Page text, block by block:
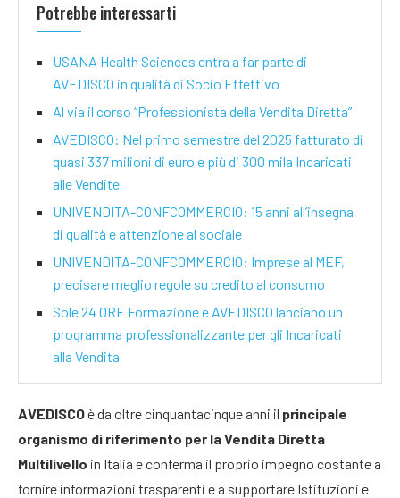
Potrebbe interessarti
USANA Health Sciences entra a far parte di
AVEDISCO in qualità di Socio Effettivo
Al via il corso “Professionista della Vendita Diretta”
AVEDISCO: Nel primo semestre del 2025 fatturato di
quasi 337 milioni di euro e più di 300 mila Incaricati
alle Vendite
UNIVENDITA-CONFCOMMERCIO: 15 anni all’insegna
di qualità e attenzione al sociale
UNIVENDITA-CONFCOMMERCIO: Imprese al MEF,
precisare meglio regole su credito al consumo
Sole 24 ORE Formazione e AVEDISCO lanciano un
programma professionalizzante per gli Incaricati
alla Vendita
AVEDISCOè da oltre cinquantacinque anni il principale
organismo di riferimento per la Vendita Diretta
Multilivello in Italia e conferma il proprio impegno costante a
fornire informazioni trasparenti e a supportare Istituzioni e